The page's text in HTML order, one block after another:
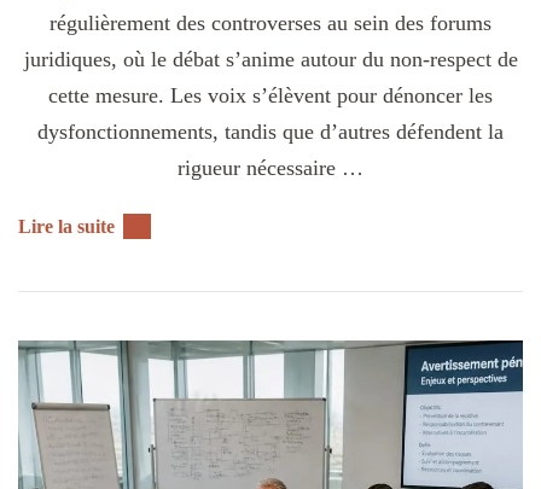
régulièrement des controverses au sein des forums
juridiques, où le débat s’anime autour du non-respect de
cette mesure. Les voix s’élèvent pour dénoncer les
dysfonctionnements, tandis que d’autres défendent la
rigueur nécessaire …
Lire la suite